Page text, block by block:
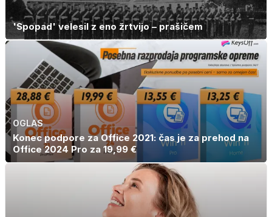
'Spopad' velesil z eno žrtvijo – prašičem
OGLAS
Konec podpore za Office 2021: čas je za prehod na
Office 2024 Pro za 19,99 €